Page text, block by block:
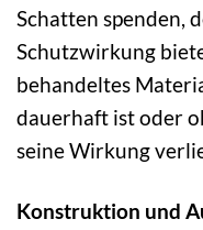
Schatten spenden,
Schutzwirkung
behandeltes
dauerhaft ist oder
seine Wirkung
Konstruktion und